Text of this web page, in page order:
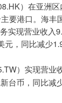
）在亚洲
要港口。海丰
实现营业收入
元，同比减少
）实现营业
台币，同比减